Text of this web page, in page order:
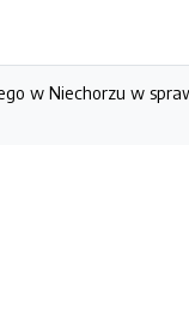
w Niechorzu w